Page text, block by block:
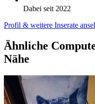
Dabei seit 2022
Profil & weitere Inserate
Ähnliche
Nähe